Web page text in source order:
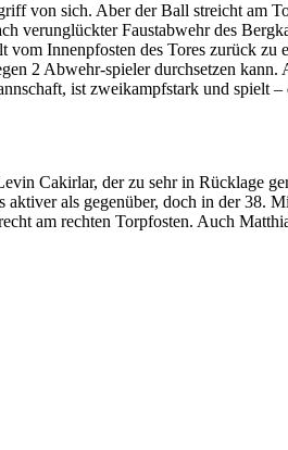
von sich. Aber der Ball streicht am
verunglückter Faustabwehr des
Innenpfosten des Tores zurück zu
2 Abwehr-spieler durchsetzen
ist zweikampfstark und spielt
Cakirlar, der zu sehr in Rücklage
als gegenüber, doch in der 38.
am rechten Torpfosten. Auch